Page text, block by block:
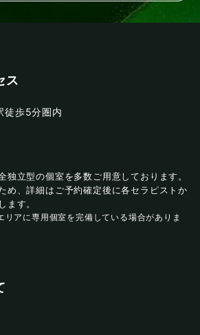
ス
徒歩5分圏内
独立型の個室を多数ご用意しております。
め、詳細はご予約確定後に各セラピストか
ます。
リアに専用個室を完備している場合がありま